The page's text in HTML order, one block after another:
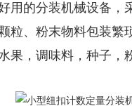
用的分装机械设备
粒、粉末物料包装
果，调味料，种子